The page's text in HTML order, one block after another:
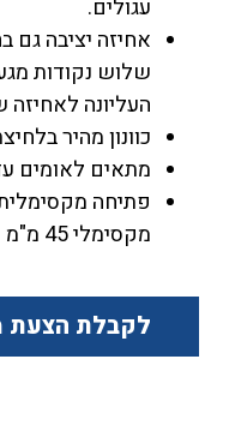
עגולים.
אחיזה יציבה
שלוש נקודות
העליונה
כוונון מהיר
מתאים לאומים עד 36 מ"מ, ולצינורות עד
מקסימלי 45 מ"מ
לקבלת הצעת